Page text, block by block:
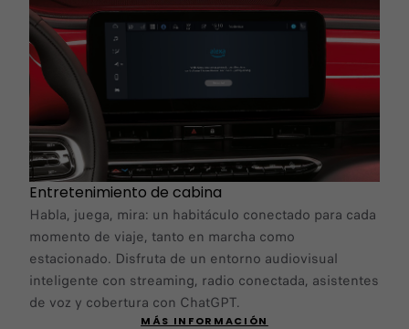
Entretenimiento de cabina
Habla, juega, mira: un habitáculo conectado para cada
momento de viaje, tanto en marcha como
estacionado. Disfruta de un entorno audiovisual
inteligente con streaming, radio conectada, asistentes
de voz y cobertura con ChatGPT.
MÁS INFORMACIÓN